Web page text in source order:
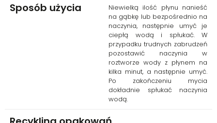
Sposób użycia
Niewielką ilość płynu nanieść
na gąbkę lub bezpośrednio na
naczynia, następnie umyć je
ciepłą wodą i spłukać. W
przypadku trudnych zabrudzeń
pozostawić naczynia w
roztworze wody z płynem na
kilka minut, a następnie umyć.
Po zakończeniu mycia
dokładnie spłukać naczynia
wodą.